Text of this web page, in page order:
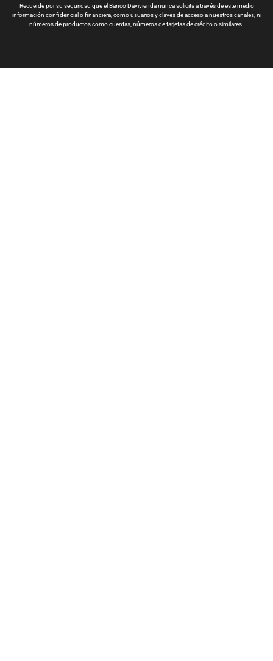
Recuerde por su seguridad que el Banco Davivienda nunca solicita a través de este medio
información confidencial o financiera, como usuarios y claves de acceso a nuestros canales, ni
números de productos como cuentas, números de tarjetas de crédito o similares.